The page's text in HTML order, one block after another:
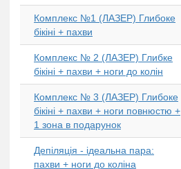
Комплекс №1 (ЛАЗЕР) Глибоке
бікіні + пахви
Комплекс № 2 (ЛАЗЕР) Глибке
бікіні + пахви + ноги до колін
Комплекс № 3 (ЛАЗЕР) Глибоке
бікіні + пахви + ноги повнюстю +
1 зона в подарунок
Депіляція - ідеальна пара:
пахви + ноги до коліна